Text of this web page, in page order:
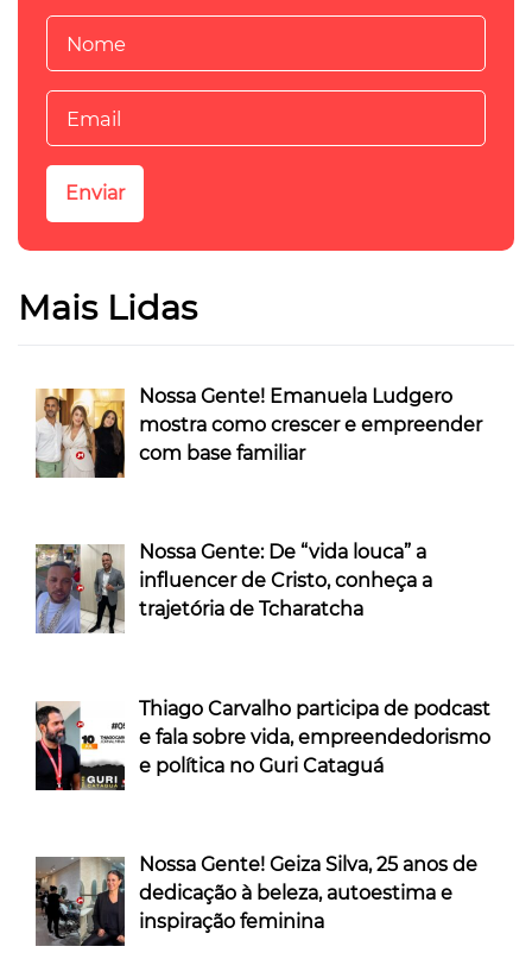
Mais Lidas
Nossa Gente! Emanuela Ludgero
mostra como crescer e empreender
com base familiar
Nossa Gente: De “vida louca” a
influencer de Cristo, conheça a
trajetória de Tcharatcha
Thiago Carvalho participa de podcast
e fala sobre vida, empreendedorismo
e política no Guri Cataguá
Nossa Gente! Geiza Silva, 25 anos de
dedicação à beleza, autoestima e
inspiração feminina